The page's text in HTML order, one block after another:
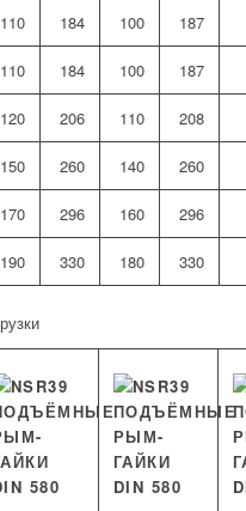
110 184 100 187
110 184 100 187
120 206 110 208
150 260 140 260
170 296 160 296
190 330 180 330